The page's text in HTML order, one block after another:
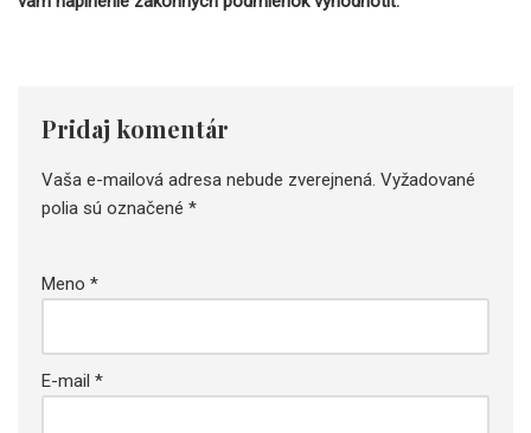
Pridaj komentár
Vaša e-mailová adresa nebude zverejnená. Vyžadované
polia sú označené *
Meno *
E-mail *